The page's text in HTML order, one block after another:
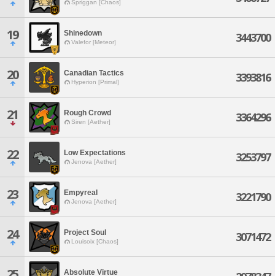
Spriggan [Chaos]
19 Shinedown
Valefor [Meteor] 3443700
20 Canadian Tactics
Hyperion [Primal] 3393816
21 Rough Crowd
Siren [Aether] 3364296
22 Low Expectations
Jenova [Aether] 3253797
23 Empyreal
Jenova [Aether] 3221790
24 Project Soul
Louisoix [Chaos] 3071472
Absolute Virtue